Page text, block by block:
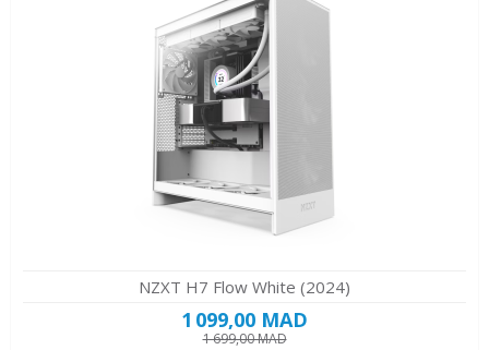
NZXT H7 Flow White (2024)
1 099,00 MAD
1 699,00 MAD